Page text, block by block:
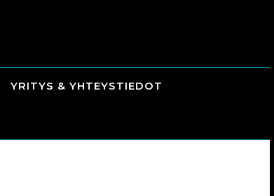
YRITYS & YHTEYSTIEDOT